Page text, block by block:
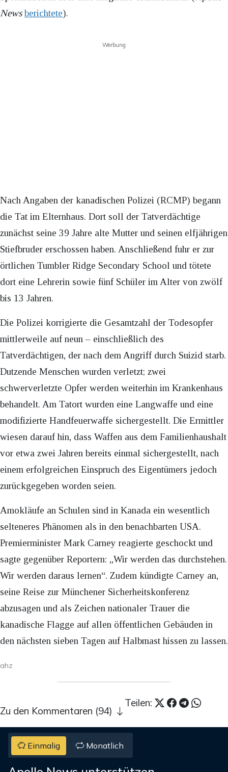
News berichtete).
Werbung
Nach Angaben der kanadischen Polizei (RCMP) begann
die Tat im Elternhaus. Dort soll der Tatverdächtige
zunächst seine 39 Jahre alte Mutter und seinen elfjährigen
Stiefbruder erschossen haben. Anschließend fuhr er zur
örtlichen Tumbler Ridge Secondary School und tötete
dort eine Lehrerin sowie fünf Schüler im Alter von zwölf
bis 13 Jahren.
Die Polizei korrigierte die Gesamtzahl der Todesopfer
mittlerweile auf neun – einschließlich des
Tatverdächtigen, der nach dem Angriff durch Suizid starb.
Dutzende Menschen wurden verletzt; zwei
schwerverletzte Opfer werden weiterhin im Krankenhaus
behandelt. Am Tatort wurden eine Langwaffe und eine
modifizierte Handfeuerwaffe sichergestellt. Die Ermittler
wiesen darauf hin, dass Waffen aus dem Familienhaushalt
vor etwa zwei Jahren bereits einmal sichergestellt, nach
einem erfolgreichen Einspruch des Eigentümers jedoch
zurückgegeben worden seien.
Amokläufe an Schulen sind in Kanada ein wesentlich
selteneres Phänomen als in den benachbarten USA.
Premierminister Mark Carney reagierte geschockt und
sagte gegenüber Reportern: „Wir werden das durchstehen.
Wir werden daraus lernen“. Zudem kündigte Carney an,
seine Reise zur Münchener Sicherheitskonferenz
abzusagen und als Zeichen nationaler Trauer die
kanadische Flagge auf allen öffentlichen Gebäuden in
den nächsten sieben Tagen auf Halbmast hissen zu lassen.
ahz
Teilen:
Zu den Kommentaren (94)
Einmalig Monatlich